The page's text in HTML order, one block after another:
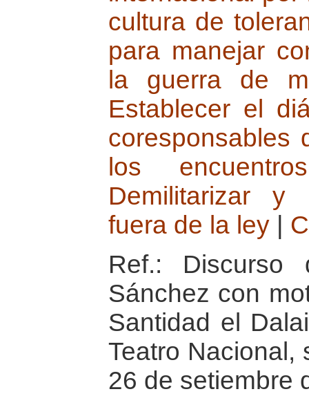
cultura de
para manejar
la guerra de
Establecer el
coresponsables
los
Demilitarizar y
fuera de la ley
Ref.:
Sánchez con
Santidad el
Teatro Nacional,
26 de setiembre